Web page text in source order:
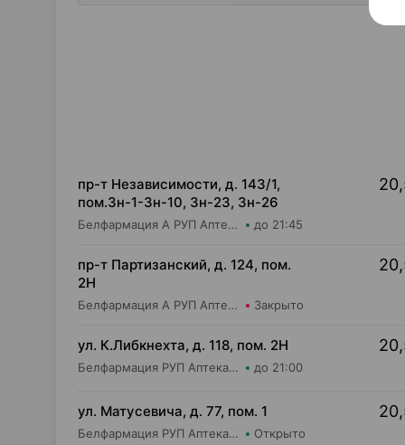
пр-т Независимости, д. 143/1,
пом.3н-1-3н-10, 3н-23, 3н-26
Белфармация А РУП Аптека №17 до 21:45
пр-т Партизанский, д. 124, пом.
2Н
Белфармация А РУП Аптека №16 Закрыто
ул. К.Либкнехта, д. 118, пом. 2Н
Белфармация РУП Аптека №39 до 21:00
ул. Матусевича, д. 77, пом. 1
Белфармация РУП Аптека №68 (дежурная) Открыто